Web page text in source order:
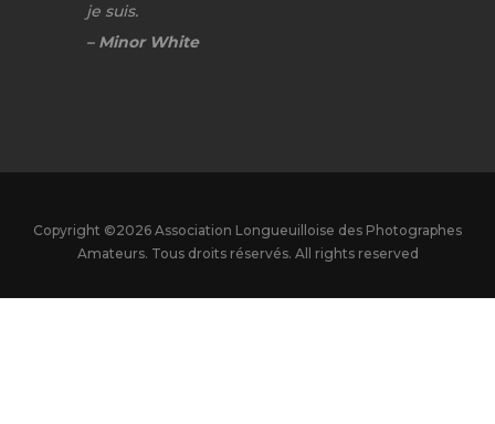
je suis.
– Minor White
Copyright ©2026 Association Longueuilloise des Photographes
Amateurs. Tous droits réservés. All rights reserved